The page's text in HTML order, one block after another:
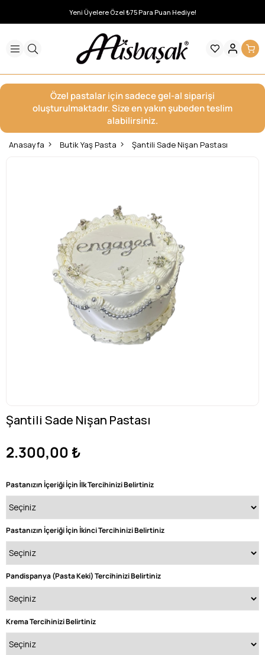
Yeni Üyelere Özel ₺75 Para Puan Hediye!
Özel pastalar için sadece gel-al siparişi
oluşturulmaktadır. Size en yakın şubeden teslim
alabilirsiniz.
Anasayfa Butik Yaş Pasta Şantili Sade Nişan Pastası
Şantili Sade Nişan Pastası
2.300,00 ₺
Pastanızın İçeriği İçin İlk Tercihinizi Belirtiniz
Pastanızın İçeriği İçin İkinci Tercihinizi Belirtiniz
Pandispanya (Pasta Keki) Tercihinizi Belirtiniz
Krema Tercihinizi Belirtiniz